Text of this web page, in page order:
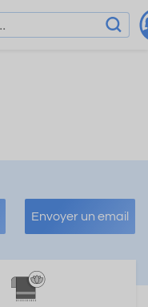
Envoyer un email